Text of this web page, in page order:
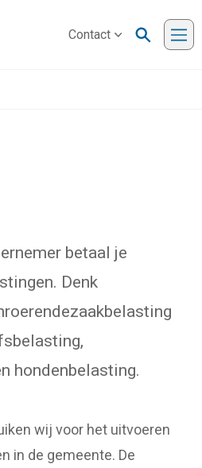
Contact
betaal je
Denk
hondenbelasting.
wij voor het uitvoeren
in de gemeente. De